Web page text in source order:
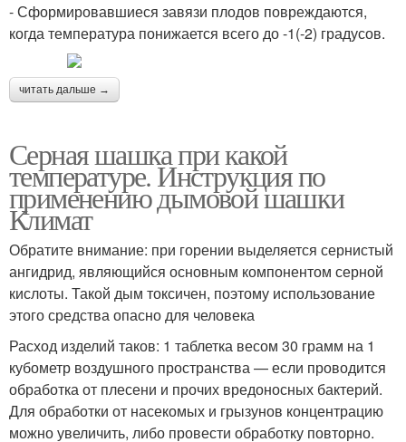
- Сформировавшиеся завязи плодов повреждаются,
когда температура понижается всего до -1(-2) градусов.
читать дальше →
Серная шашка при какой
температуре. Инструкция по
применению дымовой шашки
Климат
Обратите внимание: при горении выделяется сернистый
ангидрид, являющийся основным компонентом серной
кислоты. Такой дым токсичен, поэтому использование
этого средства опасно для человека
Расход изделий таков: 1 таблетка весом 30 грамм на 1
кубометр воздушного пространства — если проводится
обработка от плесени и прочих вредоносных бактерий.
Для обработки от насекомых и грызунов концентрацию
можно увеличить, либо провести обработку повторно.